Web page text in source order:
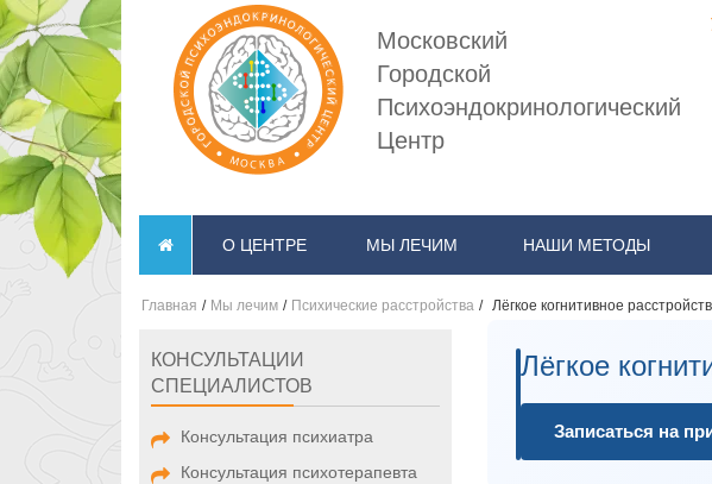
Московский
Городской
Психоэндокринологический
Центр
О ЦЕНТРЕ МЫ ЛЕЧИМ НАШИ МЕТОДЫ
Главная / Мы лечим / Психические расстройства / Лёгкое когнитивное
КОНСУЛЬТАЦИИ
СПЕЦИАЛИСТОВ
Консультация психиатра
Консультация психотерапевта
Лёгкое
Записаться на